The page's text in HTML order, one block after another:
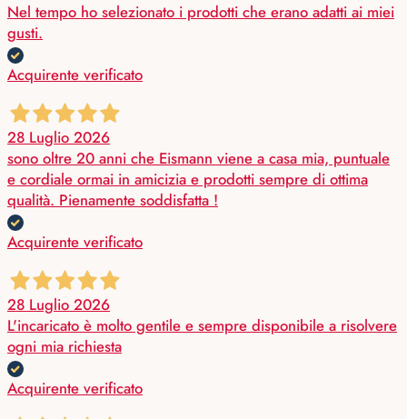
Nel tempo ho selezionato i prodotti che erano adatti ai miei
gusti.
Acquirente verificato
28 Luglio 2026
sono oltre 20 anni che Eismann viene a casa mia, puntuale
e cordiale ormai in amicizia e prodotti sempre di ottima
qualità. Pienamente soddisfatta !
Acquirente verificato
28 Luglio 2026
L'incaricato è molto gentile e sempre disponibile a risolvere
ogni mia richiesta
Acquirente verificato